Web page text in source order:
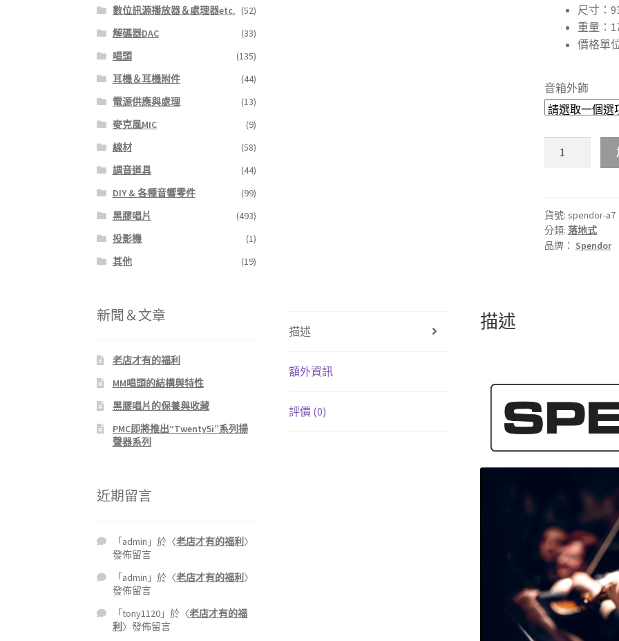
尺寸：
重量：
價格單
音箱外飾
｜
A7
二
器
數
貨號: spendor-a7
分類: 落地式
品牌： Spendor
描述
額外資訊
評價 (0)
描述
數位訊源播放器＆處理器etc. (52)
解碼器DAC
(33)
唱頭
(135)
耳機＆耳機附件
(44)
電源供應與處理
(13)
麥克風MIC
(9)
線材
(58)
調音道具
(44)
DIY & 各種音響零件
(99)
黑膠唱片
(493)
投影機
(1)
其他
(19)
新聞＆文章
老店才有的福利
MM唱頭的結構與特性
黑膠唱片的保養與收藏
PMC即將推出“Twenty5i”系列揚
聲器系列
近期留言
「admin 」於〈老店才有的福利 〉
發佈留言
「admin 」於〈老店才有的福利 〉
發佈留言
「tony1120」於〈老店才有的福
利 〉發佈留言